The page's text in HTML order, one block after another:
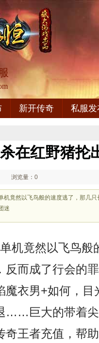
新开传奇 私服发
在红野猪抡
浏览量：0
机竟然以飞鸟般的速度逃了，那几
迷
机竟然以飞鸟般
反而成了行会的
魔衣男+如何，
……巨大的带着
奇王者充值，帮